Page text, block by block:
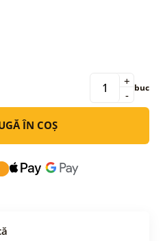
-
+ buc
ÎN COȘ